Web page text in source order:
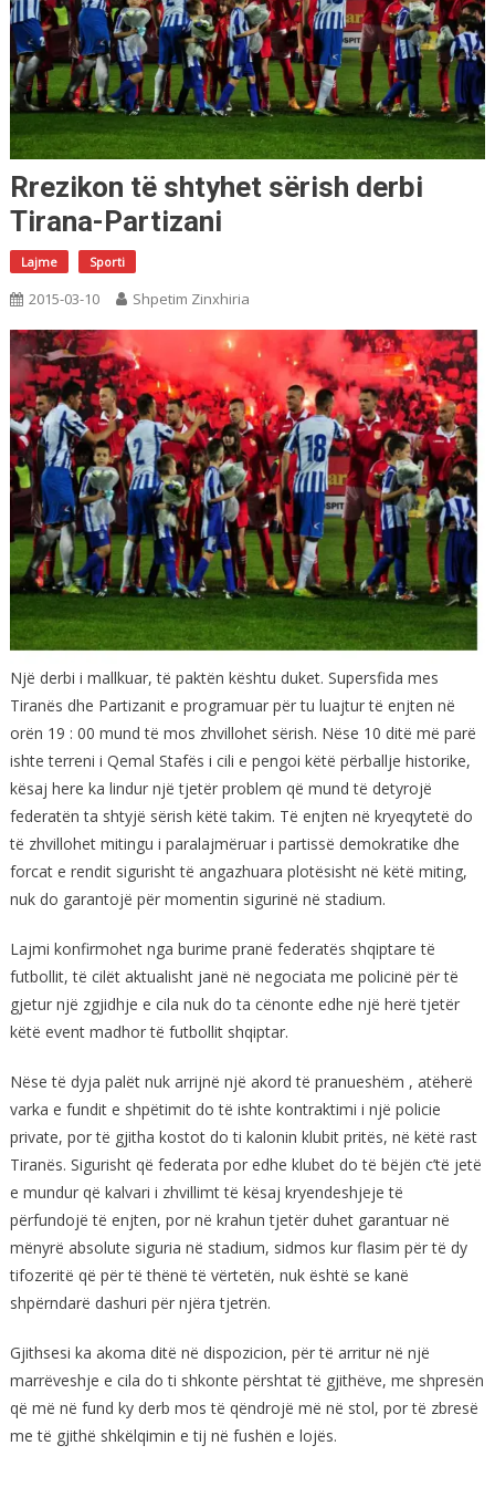
Rrezikon të shtyhet sërish derbi
Tirana-Partizani
Lajme Sporti
2015-03-10 Shpetim Zinxhiria
Një derbi i mallkuar, të paktën kështu duket. Supersfida mes
Tiranës dhe Partizanit e programuar për tu luajtur të enjten në
orën 19 : 00 mund të mos zhvillohet sërish. Nëse 10 ditë më parë
ishte terreni i Qemal Stafës i cili e pengoi këtë përballje historike,
kësaj here ka lindur një tjetër problem që mund të detyrojë
federatën ta shtyjë sërish këtë takim. Të enjten në kryeqytetë do
të zhvillohet mitingu i paralajmëruar i partissë demokratike dhe
forcat e rendit sigurisht të angazhuara plotësisht në këtë miting,
nuk do garantojë për momentin sigurinë në stadium.
Lajmi konfirmohet nga burime pranë federatës shqiptare të
futbollit, të cilët aktualisht janë në negociata me policinë për të
gjetur një zgjidhje e cila nuk do ta cënonte edhe një herë tjetër
këtë event madhor të futbollit shqiptar.
Nëse të dyja palët nuk arrijnë një akord të pranueshëm , atëherë
varka e fundit e shpëtimit do të ishte kontraktimi i një policie
private, por të gjitha kostot do ti kalonin klubit pritës, në këtë rast
Tiranës. Sigurisht që federata por edhe klubet do të bëjën c’të jetë
e mundur që kalvari i zhvillimt të kësaj kryendeshjeje të
përfundojë të enjten, por në krahun tjetër duhet garantuar në
mënyrë absolute siguria në stadium, sidmos kur flasim për të dy
tifozeritë që për të thënë të vërtetën, nuk është se kanë
shpërndarë dashuri për njëra tjetrën.
Gjithsesi ka akoma ditë në dispozicion, për të arritur në një
marrëveshje e cila do ti shkonte përshtat të gjithëve, me shpresën
që më në fund ky derb mos të qëndrojë më në stol, por të zbresë
me të gjithë shkëlqimin e tij në fushën e lojës.